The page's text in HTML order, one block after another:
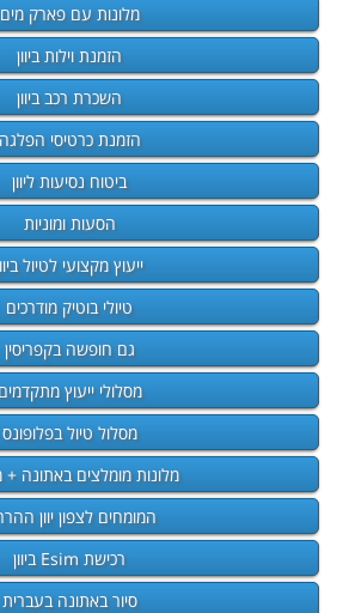
מלונות עם פארק מים
הזמנת וילות ביוון
השכרת רכב ביוון
הזמנת כרטיסי הפלגה
ביטוח נסיעות ליוון
הסעות ומוניות
ייעוץ מקצועי לטיול
טיולי בוטיק מודרכים
גם חופשה בקפריסין
מסלולי ייעוץ מתקדמים
מסלול טיול בפלופונס
מלונות מומלצים באתונה
המומחים לצפון יוון
רכישת Esim ביוון
סיור באתונה בעברית